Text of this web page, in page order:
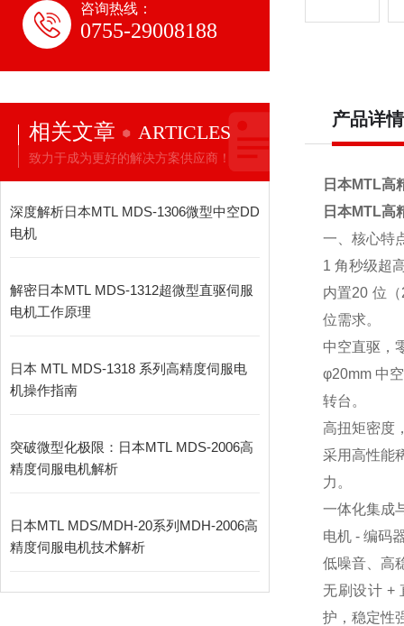
咨询热线：
0755-29008188
相关文章 ARTICLES
致力于成为更好的解决方案供应商！
深度解析日本MTL MDS-1306微型中空DD
电机
解密日本MTL MDS-1312超微型直驱伺服
电机工作原理
日本 MTL MDS-1318 系列高精度伺服电
机操作指南
突破微型化极限：日本MTL MDS-2006高
精度伺服电机解析
日本MTL MDS/MDH-20系列MDH-2006高
精度伺服电机技术解析
产品详情
日本MTL高
日本MTL高
一、核心特
1 角秒级超
内置20 位
位需求。
中空直驱，
φ20mm 中
转台。
高扭矩密度
采用高性能
力。
一体化集成
电机 - 编码
低噪音、高
无刷设计 +
护，稳定性